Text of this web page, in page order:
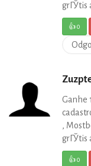
grГЎtis
👍0
Ganhe
,
grГЎtis
👍0